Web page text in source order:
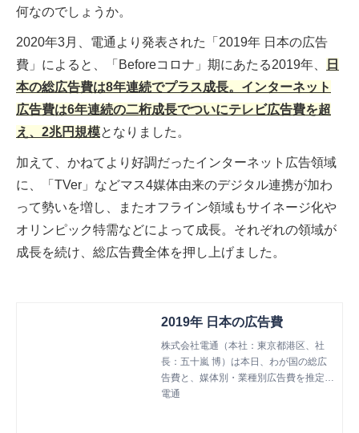
何なのでしょうか。
2020年3月、電通より発表された「2019年 日本の広告
費」によると、「Beforeコロナ」期にあたる2019年、
日
本の総広告費は8年連続でプラス成長。インターネット
広告費は6年連続の二桁成長でついにテレビ広告費を超
え、2兆円規模となりました。
加えて、かねてより好調だったインターネット広告領域
に、「TVer」などマス4媒体由来のデジタル連携が加わ
って勢いを増し、またオフライン領域もサイネージ化や
オリンピック特需などによって成長。それぞれの領域が
成長を続け、総広告費全体を押し上げました。
2019年 日本の広告費
株式会社電通（本社：東京都港区、社
長：五十嵐 博）は本日、わが国の総広
告費と、媒体別・業種別広告費を推定し
た「2019年 日本の広告費」を発表し
電通